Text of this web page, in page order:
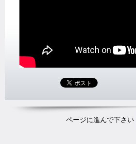
ページに進んで下さい